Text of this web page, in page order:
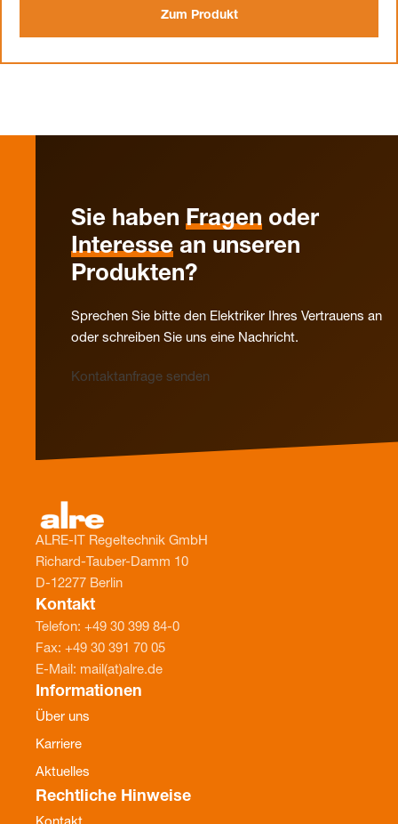
Zum Produkt
Sie haben Fragen oder
Interesse an unseren
Produkten?
Sprechen Sie bitte den Elektriker Ihres Vertrauens an
oder schreiben Sie uns eine Nachricht.
Kontaktanfrage senden
ALRE-IT Regeltechnik GmbH
Richard-Tauber-Damm 10
D-12277 Berlin
Kontakt
Telefon: +49 30 399 84-0
Fax: +49 30 391 70 05
E-Mail: mail(at)alre.de
Informationen
Über uns
Karriere
Aktuelles
Rechtliche Hinweise